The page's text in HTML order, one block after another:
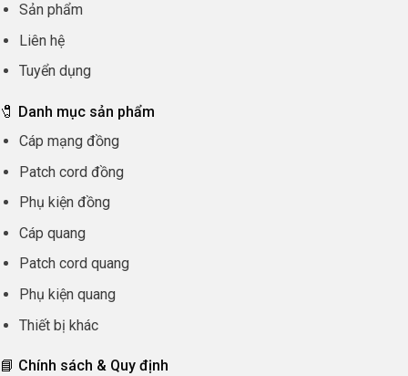
Sản phẩm
Liên hệ
Tuyển dụng
🧷 Danh mục sản phẩm
Cáp mạng đồng
Patch cord đồng
Phụ kiện đồng
Cáp quang
Patch cord quang
Phụ kiện quang
Thiết bị khác
📘 Chính sách & Quy định